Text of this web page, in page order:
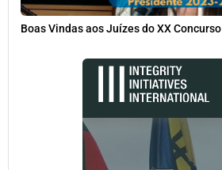
Boas Vindas aos Juízes do XX Concurso